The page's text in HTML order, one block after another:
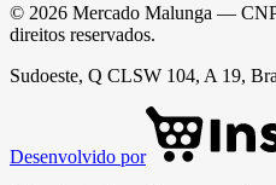
© 2026 Mercado Malunga —
direitos reservados.
Sudoeste, Q CLSW 104, A 19,
Desenvolvido por